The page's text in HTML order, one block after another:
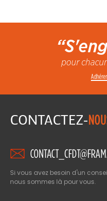
pour
Adhérer
CONTACTEZ-
Si vous avez besoin d'un
nous sommes là pour vous.